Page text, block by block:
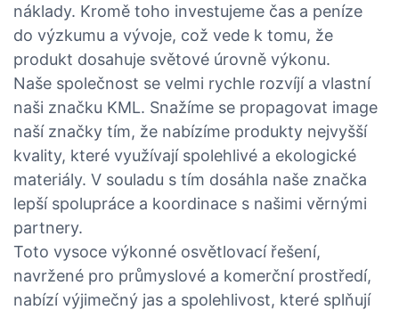
náklady. Kromě toho investujeme čas a peníze
do výzkumu a vývoje, což vede k tomu, že
produkt dosahuje světové úrovně výkonu.
Naše společnost se velmi rychle rozvíjí a vlastní
naši značku KML. Snažíme se propagovat image
naší značky tím, že nabízíme produkty nejvyšší
kvality, které využívají spolehlivé a ekologické
materiály. V souladu s tím dosáhla naše značka
lepší spolupráce a koordinace s našimi věrnými
partnery.
Toto vysoce výkonné osvětlovací řešení,
navržené pro průmyslové a komerční prostředí,
nabízí výjimečný jas a spolehlivost, které splňují